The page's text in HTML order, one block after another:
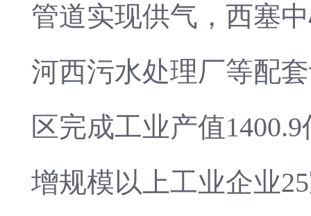
管道实现供气，西塞
河西污水处理厂等配
区完成工业产值
增规模以上工业企业